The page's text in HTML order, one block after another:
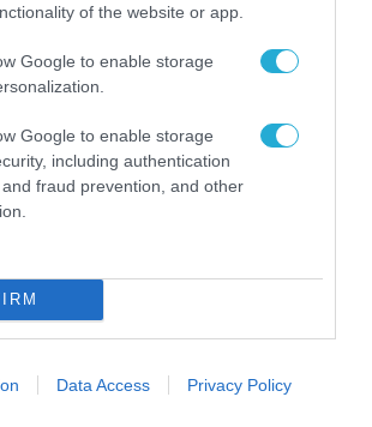
of the website or app.
Google to enable storage
Google to enable storage
including authentication
fraud prevention, and other
Data Access Privacy Policy
Η ανάρτηση του Αρκά για
στις πυρκαγιές της